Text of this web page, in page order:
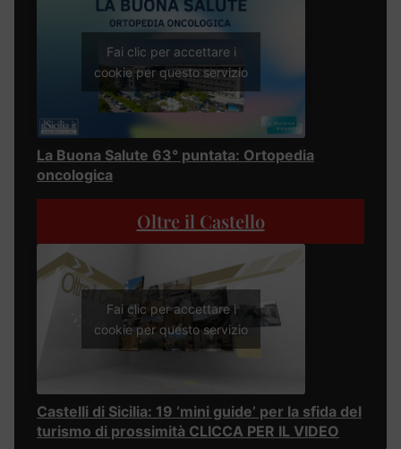
Fai clic per accettare i
cookie per questo servizio
La Buona Salute 63° puntata: Ortopedia
oncologica
Oltre il Castello
Fai clic per accettare i
cookie per questo servizio
Castelli di Sicilia: 19 ‘mini guide’ per la sfida del
turismo di prossimità CLICCA PER IL VIDEO